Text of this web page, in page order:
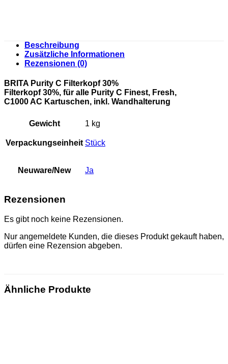
Beschreibung
Zusätzliche Informationen
Rezensionen (0)
BRITA Purity C Filterkopf 30%
Filterkopf 30%, für alle Purity C Finest, Fresh,
C1000 AC Kartuschen, inkl. Wandhalterung
Gewicht 1 kg
Verpackungseinheit Stück
Neuware/New Ja
Rezensionen
Es gibt noch keine Rezensionen.
Nur angemeldete Kunden, die dieses Produkt gekauft haben,
dürfen eine Rezension abgeben.
Ähnliche Produkte